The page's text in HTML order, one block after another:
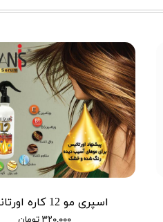
اسپری مو 12 کاره اورتانیس